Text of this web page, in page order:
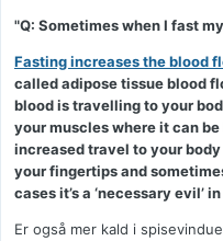
"Q: Sometimes when I fast
Fasting increases the blood
called adipose tissue blood
blood is travelling to your
your muscles where it can
increased travel to your
your fingertips and
cases it’s a ‘necessary evil’
Er også mer kald i